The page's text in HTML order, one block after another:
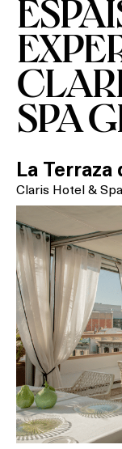
SPA
La Terraza
Claris Hotel &